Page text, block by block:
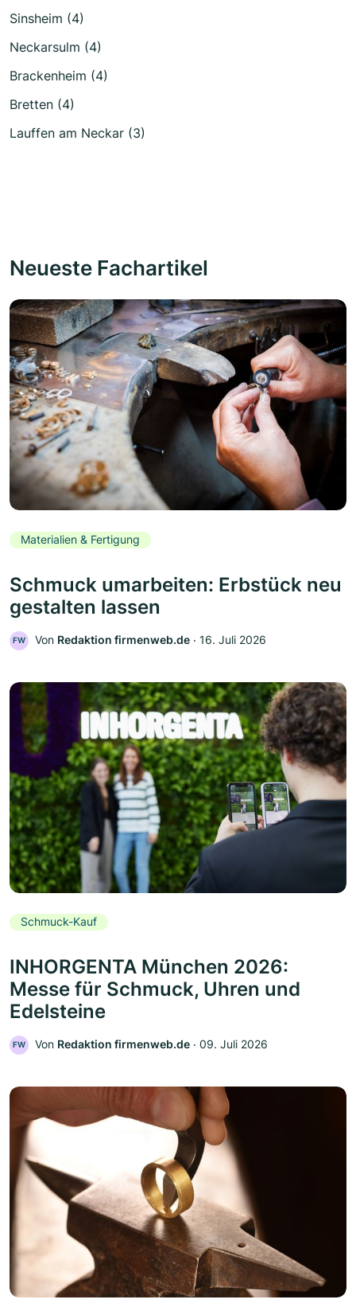
Sinsheim (4)
Neckarsulm (4)
Brackenheim (4)
Bretten (4)
Lauffen am Neckar (3)
Neueste Fachartikel
Materialien & Fertigung
Schmuck umarbeiten: Erbstück neu
gestalten lassen
FW Von Redaktion firmenweb.de ‧ 16. Juli 2026
Schmuck-Kauf
INHORGENTA München 2026:
Messe für Schmuck, Uhren und
Edelsteine
FW Von Redaktion firmenweb.de ‧ 09. Juli 2026